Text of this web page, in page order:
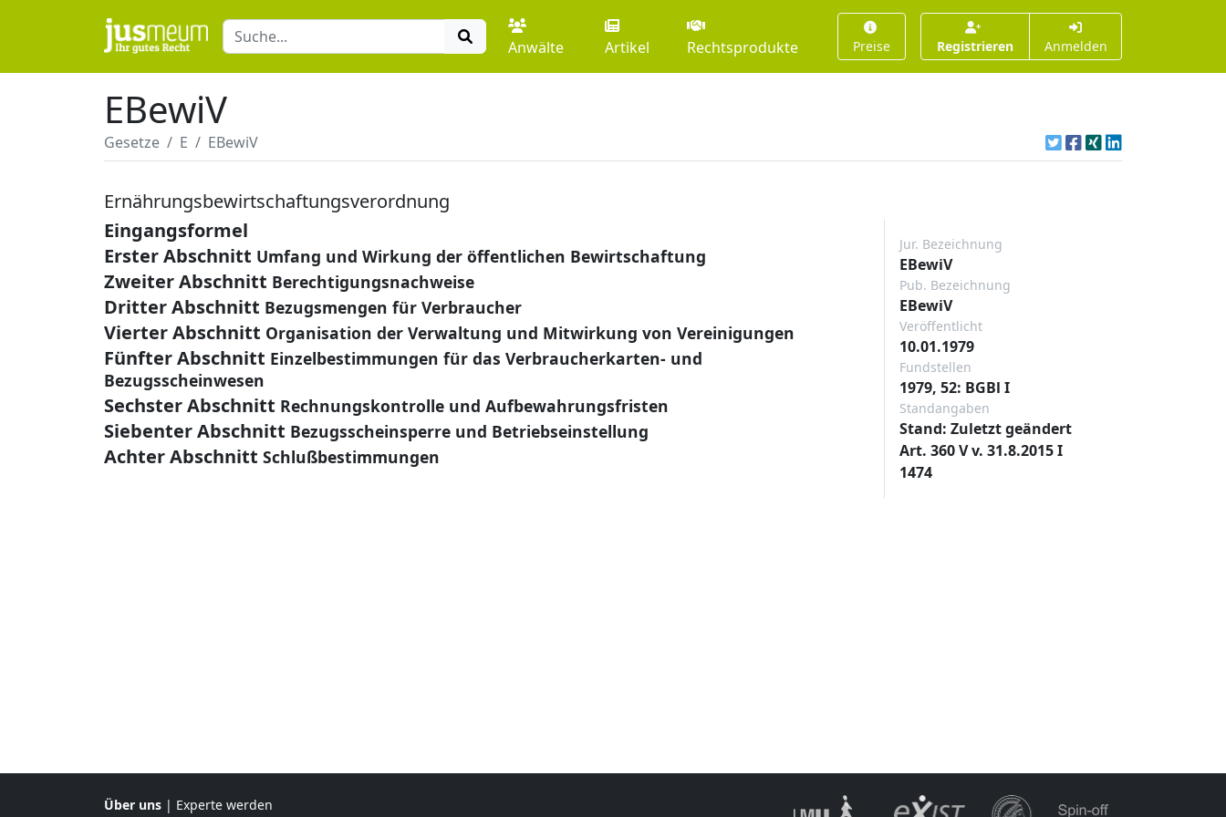
Anwälte Artikel Rechtsprodukte Preise Registrieren Anmelden
EBewiV
Gesetze E EBewiV
Ernährungsbewirtschaftungsverordnung
Eingangsformel
Erster Abschnitt Umfang und Wirkung der öffentlichen Bewirtschaftung
Zweiter Abschnitt Berechtigungsnachweise
Dritter Abschnitt Bezugsmengen für Verbraucher
Vierter Abschnitt Organisation der Verwaltung und Mitwirkung von Vereinigungen
Fünfter Abschnitt Einzelbestimmungen für das Verbraucherkarten- und
Bezugsscheinwesen
Sechster Abschnitt Rechnungskontrolle und Aufbewahrungsfristen
Siebenter Abschnitt Bezugsscheinsperre und Betriebseinstellung
Achter Abschnitt Schlußbestimmungen
Jur. Bezeichnung
EBewiV
Pub. Bezeichnung
EBewiV
Veröffentlicht
10.01.1979
Fundstellen
1979, 52: BGBl I
Standangaben
Stand: Zuletzt geändert
Art. 360 V v. 31.8.2015 I
1474
Über uns | Experte werden